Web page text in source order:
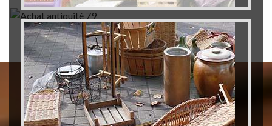
Achat antiquité 79